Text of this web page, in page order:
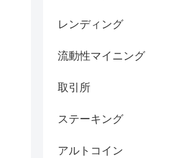
レンディング
流動性マイニング
取引所
ステーキング
アルトコイン